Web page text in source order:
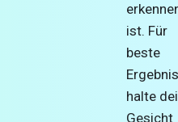
ist. Für
beste
halte
Gesicht